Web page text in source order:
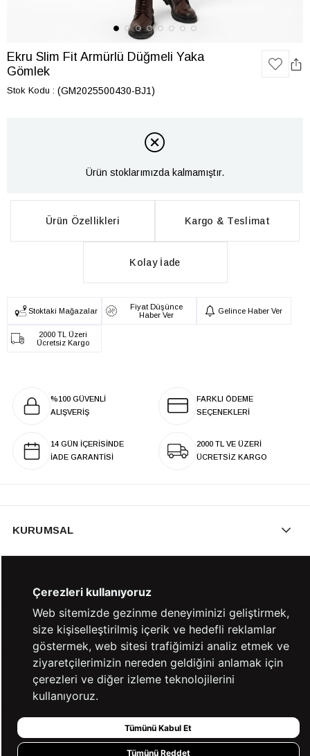
Ekru Slim Fit Armürlü Düğmeli Yaka
Gömlek
Stok Kodu (GM2025500430-BJ1)
Ürün stoklarımızda kalmamıştır.
Ürün Özellikleri Kargo & Teslimat
Kolay İade
Stoktaki Mağazalar
Fiyat Düşünce
Haber Ver
Gelince Haber Ver
2000 TL Üzeri
Ücretsiz Kargo
%100 GÜVENLİ
ALIŞVERİŞ
FARKLI ÖDEME
SEÇENEKLERİ
14 GÜN İÇERİSİNDE
İADE GARANTİSİ
2000 TL VE ÜZERİ
ÜCRETSİZ KARGO
KURUMSAL
YARDIM
BİZE ULAŞIN
HIZLI ERİŞİM
Çerezleri kullanıyoruz
Web sitemizde gezinme deneyiminizi geliştirmek,
size kişiselleştirilmiş içerik ve hedefli reklamlar
göstermek, web sitesi trafiğimizi analiz etmek ve
ziyaretçilerimizin nereden geldiğini anlamak için
çerezleri ve diğer izleme teknolojilerini
kullanıyoruz.
Tümünü Kabul Et
Tümünü Reddet